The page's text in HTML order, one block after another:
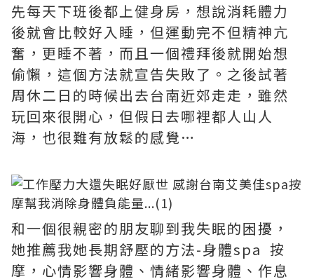
先每天下班後都上健身房，想說消耗體力
後就會比較好入睡，但運動完不但精神亢
奮，更睡不著，而且一個禮拜後就開始想
偷懶，這個方法就宣告失敗了。之後試著
周休二日的時候出去台南近郊走走，雖然
玩回來很開心，但假日去哪裡都人山人
海，也很難有放鬆的感覺…
和一個很親密的朋友聊到我失眠的困擾，
她推薦我她長期舒壓的方法-身體spa 按
摩，心情影響身體、情緒影響身體、作息